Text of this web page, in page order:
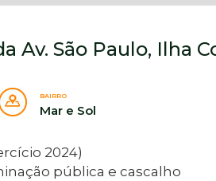
Av. São Paulo, Ilha
BAIRRO
Mar e Sol
2024)
pública e cascalho